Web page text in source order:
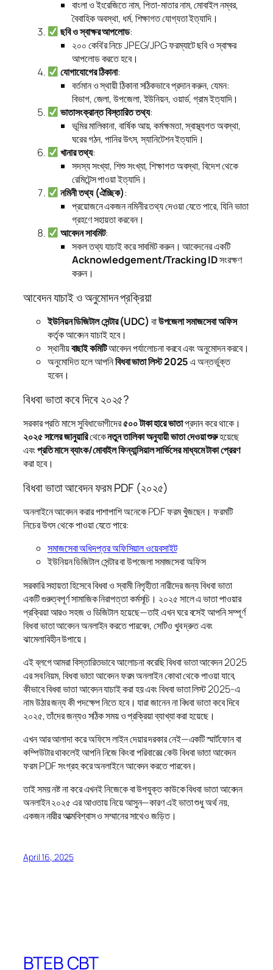
বাংলা ও ইংরেজিতে নাম, পিতা-মাতার নাম, মোবাইল নম্বর,
বৈবাহিক অবস্থা, ধর্ম, শিক্ষাগত যোগ্যতা ইত্যাদি।
ছবি ও স্বাক্ষর আপলোড:
২০০ কেবি’র নিচে JPEG/JPG ফরম্যাটে ছবি ও স্বাক্ষর
আপলোড করতে হবে।
যোগাযোগের ঠিকানা:
বর্তমান ও স্থায়ী ঠিকানা সঠিকভাবে প্রদান করুন, যেমন:
বিভাগ, জেলা, উপজেলা, ইউনিয়ন, ওয়ার্ড, গ্রাম ইত্যাদি।
ভাতাসংক্রান্ত বিস্তারিত তথ্য:
ভূমির মালিকানা, বার্ষিক আয়, কর্মক্ষমতা, স্বাস্থ্যগত অবস্থা,
ঘরের গঠন, পানির উৎস, স্যানিটেশন ইত্যাদি।
খানার তথ্য:
সদস্য সংখ্যা, শিশু সংখ্যা, শিক্ষাগত অবস্থা, বিদেশ থেকে
রেমিটেন্স পাওয়া ইত্যাদি।
নমিনী তথ্য (ঐচ্ছিক):
প্রয়োজনে একজন নমিনীর তথ্য দেওয়া যেতে পারে, যিনি ভাতা
গ্রহণে সহায়তা করবেন।
আবেদন সাবমিট:
সকল তথ্য যাচাই করে সাবমিট করুন। আবেদনের একটি
Acknowledgement/Tracking IDসংরক্ষণ
করুন।
আবেদন যাচাই ও অনুমোদন প্রক্রিয়া
ইউনিয়ন ডিজিটাল সেন্টার (UDC) বাউপজেলা সমাজসেবা অফিস
কর্তৃক আবেদন যাচাই হবে।
স্থানীয়বাছাই কমিটিআবেদন পর্যালোচনা করবে এবং অনুমোদন করবে।
অনুমোদিত হলে আপনিবিধবা ভাতা লিস্ট 2025এ অন্তর্ভুক্ত
হবেন।
বিধবা ভাতা কবে দিবে ২০২৫?
সরকার প্রতি মাসে সুবিধাভোগীদের৫০০ টাকা হারে ভাতাপ্রদান করে থাকে।
২০২৫ সালের জানুয়ারিথেকেনতুন তালিকা অনুযায়ী ভাতা দেওয়া শুরুহয়েছে
এবংপ্রতি মাসে ব্যাংক/মোবাইল ফিন্যান্সিয়াল সার্ভিসের মাধ্যমে টাকা প্রেরণ
করা হবে।
বিধবা ভাতা আবেদন ফরম PDF (২০২৫)
অনলাইনে আবেদন করার পাশাপাশি অনেকে PDF ফরম খুঁজছেন। ফরমটি
নিচের উৎস থেকে পাওয়া যেতে পারে:
সমাজসেবা অধিদপ্তর অফিসিয়াল ওয়েবসাইট
ইউনিয়ন ডিজিটাল সেন্টার বা উপজেলা সমাজসেবা অফিস
সরকারি সহায়তা হিসেবে বিধবা ও স্বামী নিগৃহীতা নারীদের জন্য বিধবা ভাতা
একটি গুরুত্বপূর্ণ সামাজিক নিরাপত্তা কর্মসূচি। ২০২৫ সালে এ ভাতা পাওয়ার
প্রক্রিয়া আরও সহজ ও ডিজিটাল হয়েছে—তাই এখন ঘরে বসেই আপনি সম্পূর্ণ
বিধবা ভাতা আবেদন অনলাইন করতে পারবেন, সেটিও খুব দ্রুত এবং
ঝামেলাবিহীন উপায়ে।
এই ব্লগে আমরা বিস্তারিতভাবে আলোচনা করেছি বিধবা ভাতা আবেদন 2025
এর সব নিয়ম, বিধবা ভাতা আবেদন ফরম অনলাইন কোথা থেকে পাওয়া যাবে,
কীভাবে বিধবা ভাতা আবেদন যাচাই করা হয় এবং বিধবা ভাতা লিস্ট 2025-এ
নাম উঠার জন্য কী পদক্ষেপ নিতে হবে। যারা জানেন না বিধবা ভাতা কবে দিবে
২০২৫, তাঁদের জন্যও সঠিক সময় ও প্রক্রিয়া ব্যাখ্যা করা হয়েছে।
এখন আর আলাদা করে অফিসে লাইন দেয়ার দরকার নেই—একটি স্মার্টফোন বা
কম্পিউটার থাকলেই আপনি নিজে কিংবা পরিবারের কেউ বিধবা ভাতা আবেদন
ফরম PDF সংগ্রহ করে অনলাইনে আবেদন করতে পারবেন।
তাই সময় নষ্ট না করে এখনই নিজেকে বা উপযুক্ত কাউকে বিধবা ভাতা আবেদন
অনলাইন ২০২৫ এর আওতায় নিয়ে আসুন—কারণ এই ভাতা শুধু অর্থ নয়,
একজন নারীর আত্মবিশ্বাস ও সম্মানের সাথেও জড়িত।
April 16, 2025
BTEB CBT